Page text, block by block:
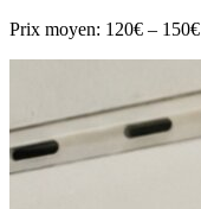
Prix moyen: 120€ – 150€